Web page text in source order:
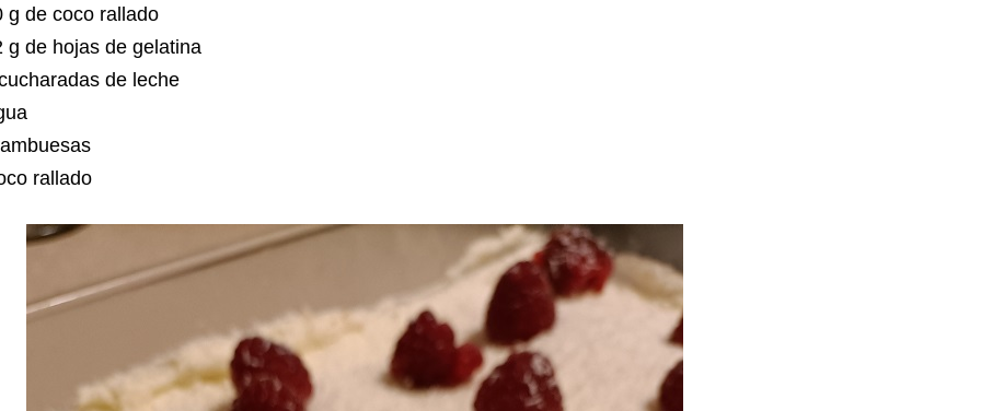
g de coco rallado
g de hojas de gelatina
de leche
rallado